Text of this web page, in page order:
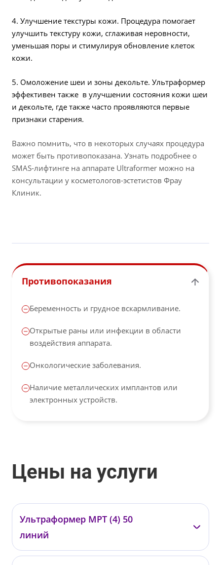
4. Улучшение текстуры кожи. Процедура помогает
улучшить текстуру кожи, сглаживая неровности,
уменьшая поры и стимулируя обновление клеток
кожи.
5. Омоложение шеи и зоны декольте. Ультраформер
эффективен также в улучшении состояния кожи шеи
и декольте, где также часто проявляются первые
признаки старения.
Важно помнить, что в некоторых случаях процедура
может быть противопоказана. Узнать подробнее о
SMAS-лифтинге на аппарате Ultraformer можно на
консультации у косметологов-эстетистов Фрау
Клиник.
Противопоказания
Беременность и грудное вскармливание.
Открытые раны или инфекции в области
воздействия аппарата.
Онкологические заболевания.
Наличие металлических имплантов или
электронных устройств.
Цены на услуги
Ультраформер МРТ (4) 50
линий